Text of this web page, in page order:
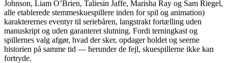
Johnson, Liam O’Brien, Taliesin Jaffe, Marisha Ray og Sam Riegel,
alle etablerede stemmesk­uespillere inden for spil og animation)
karakterernes eventyr til seriebåren, langstrakt fortælling uden
manuskript og uden garanteret slutning. Fordi terningkast og
spillernes valg afgør, hvad der sker, opdager holdet og seerne
historien på samme tid — herunder de fejl, skuespillerne ikke kan
fortryde.